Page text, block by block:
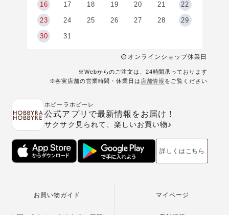
16 17 18 19 20 21 22
23 24 25 26 27 28 29
30 31
オンラインショップ休業日
※Webからのご注文は、24時間承っております
※各実店舗の営業時間・休業日は 店舗情報 をご覧ください
ホビーラホビーレ
公式アプリで最新情報をお届け！
サクサク見られて、楽しいお買い物♪
詳しくはこちら
お買い物ガイド マイページ